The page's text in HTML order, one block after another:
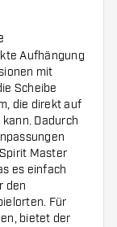
Aufhängung
mit
Scheibe
die direkt auf
Dadurch
Master
es einfach
den
Für
bietet der